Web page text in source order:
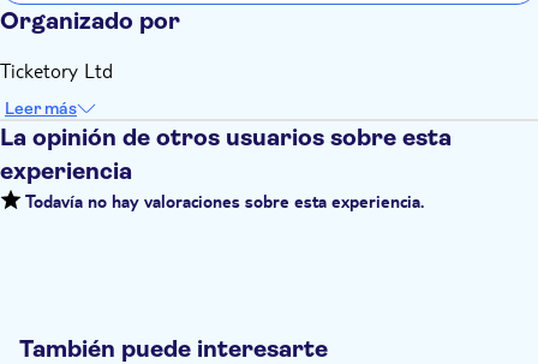
Organizado por
Ticketory Ltd
Leer más
La opinión de otros usuarios sobre esta
experiencia
Todavía no hay valoraciones sobre esta experiencia.
También puede interesarte